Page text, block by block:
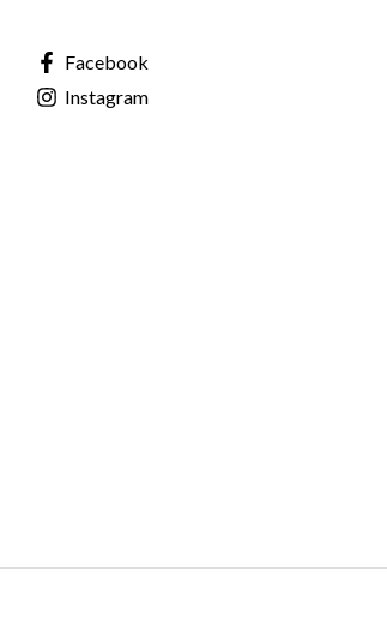
Facebook
Instagram